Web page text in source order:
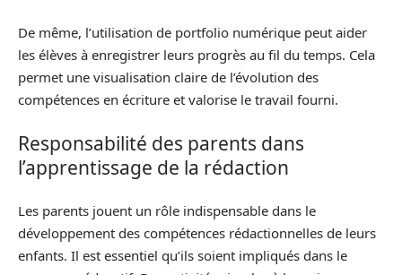
De même, l’utilisation de portfolio numérique peut aider
les élèves à enregistrer leurs progrès au fil du temps. Cela
permet une visualisation claire de l’évolution des
compétences en écriture et valorise le travail fourni.
Responsabilité des parents dans
l’apprentissage de la rédaction
Les parents jouent un rôle indispensable dans le
développement des compétences rédactionnelles de leurs
enfants. Il est essentiel qu’ils soient impliqués dans le